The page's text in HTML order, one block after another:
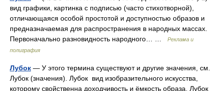
вид графики, картинка с подписью (часто стихотворной),
отличающаяся особой простотой и доступностью образов и
предназначаемая для распространения в народных массах.
Первоначально разновидность народного… …
Реклама и
полиграфия
Лубок — У этого термина существуют и другие значения, см.
Лубок (значения). Лубок вид изобразительного искусства,
которому свойственна доходчивость и ёмкость образа. Лубок